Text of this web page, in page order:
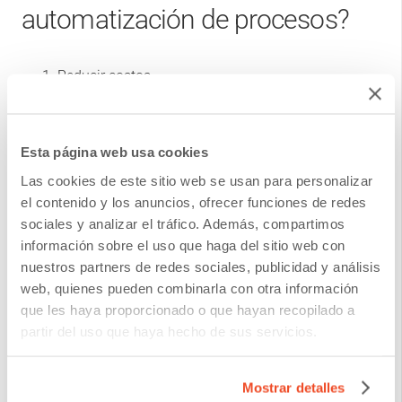
Esta página web usa cookies
Las cookies de este sitio web se usan para personalizar
el contenido y los anuncios, ofrecer funciones de redes
sociales y analizar el tráfico. Además, compartimos
información sobre el uso que haga del sitio web con
nuestros partners de redes sociales, publicidad y análisis
web, quienes pueden combinarla con otra información
que les haya proporcionado o que hayan recopilado a
partir del uso que haya hecho de sus servicios.
Mostrar detalles
automatización de procesos?
Reducir costos
Mantener motivados a los empleados
Reducir el tiempo de respuesta empresarial
Brindar un mejor servicio al cliente
El tiempo de espera prolongado no sólo cuesta mucho
puede aumentar la insatisfacción del cliente. Sin